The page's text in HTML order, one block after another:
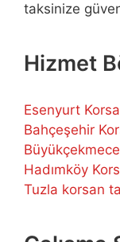
taksinize
Hizmet
Esenyurt
Bahçeşehir
Hadımköy
Tuzla korsan